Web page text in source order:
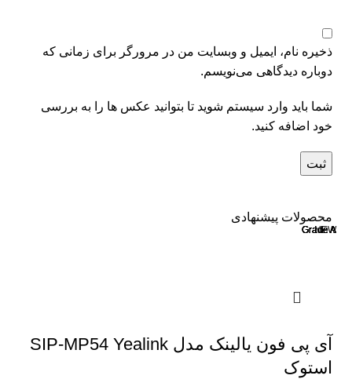
ذخیره نام، ایمیل و وبسایت من در مرورگر برای زمانی که
دوباره دیدگاهی می‌نویسم.
شما باید وارد سیستم شوید تا بتوانید عکس ها را به بررسی
خود اضافه کنید.
محصولات پیشنهادی
Grade A
آی پی فون یالینک مدل SIP-MP54 Yealink
استوک
Grade A
NEW
Grade A
Grade A
Grade A